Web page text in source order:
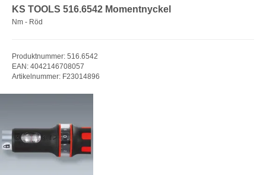
KS TOOLS ‎516.6542 Momentnyckel
Nm - Röd
Produktnummer: 516.6542
EAN: 4042146708057
Artikelnummer: F23014896